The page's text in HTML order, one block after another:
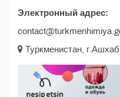
Электронный адрес:
Туркменистан,